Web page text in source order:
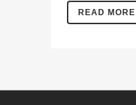
READ MORE